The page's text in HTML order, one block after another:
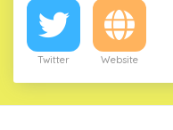
Twitter Website